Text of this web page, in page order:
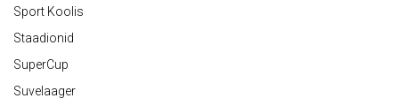
Sport Koolis
Staadionid
SuperCup
Suvelaager